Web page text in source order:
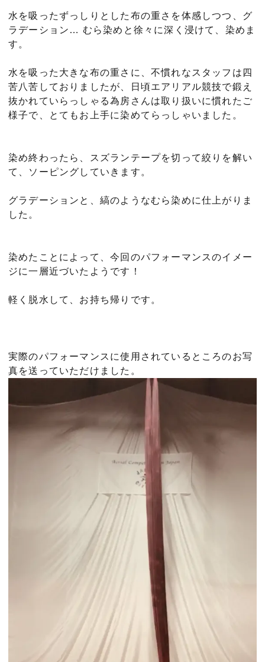
水を吸ったずっしりとした布の重さを体感しつつ、グ
ラデーション… むら染めと徐々に深く浸けて、染めま
す。
水を吸った大きな布の重さに、不慣れなスタッフは四
苦八苦しておりましたが、日頃エアリアル競技で鍛え
抜かれていらっしゃる為房さんは取り扱いに慣れたご
様子で、とてもお上手に染めてらっしゃいました。
染め終わったら、スズランテープを切って絞りを解い
て、ソーピングしていきます。
グラデーションと、縞のようなむら染めに仕上がりま
した。
染めたことによって、今回のパフォーマンスのイメー
ジに一層近づいたようです！
軽く脱水して、お持ち帰りです。
実際のパフォーマンスに使用されているところのお写
真を送っていただけました。